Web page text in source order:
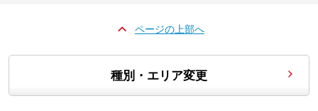
ページの上部へ
種別・エリア変更